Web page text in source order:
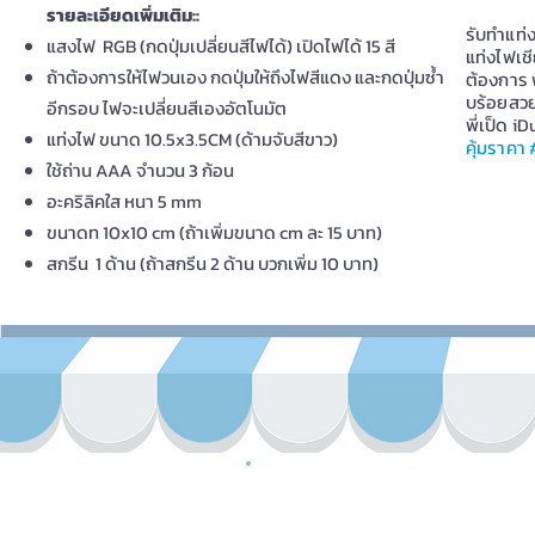
รายละเอียดเพิ่มเติม::
แสงไฟ RGB (กดปุ่มเปลี่ยนสีไฟได้) เปิดไฟได้ 15 สี
ถ้าต้องการให้ไฟวนเอง กดปุ่มให้ถึงไฟสีแดง และกดปุ่มซ้ำ
อีกรอบ ไฟจะเปลี่ยนสีเองอัตโนมัต
แท่งไฟ ขนาด 10.5x3.5CM (ด้ามจับสีขาว)
ใช้ถ่าน AAA จำนวน 3 ก้อน
อะคริลิคใส หนา 5 mm
ขนาดท 10x10 cm (ถ้าเพิ่มขนาด cm ละ 15 บาท)
สกรีน 1 ด้าน (ถ้าสกรีน 2 ด้าน บวกเพิ่ม 10 บาท)
รับทำแท่
แท่งไฟเ
ต้องกา
บร้อยสว
พี่เป็ด
คุ้มราคา